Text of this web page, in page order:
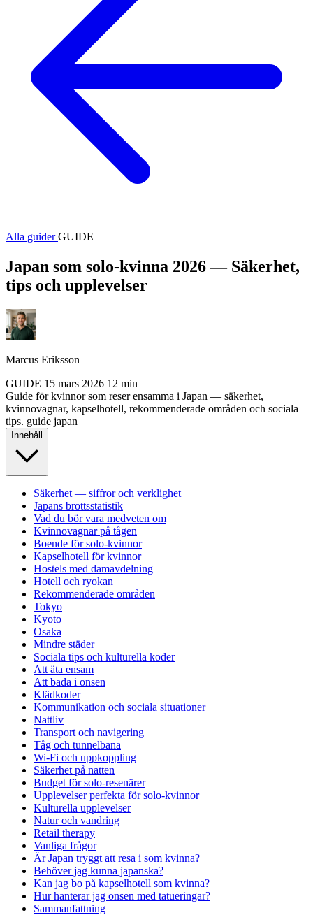
Alla guiderGUIDE
Japan som solo-kvinna 2026 — Säkerhet,
tips och upplevelser
Marcus Eriksson
GUIDE 15 mars 2026 12 min
Guide för kvinnor som reser ensamma i Japan — säkerhet,
kvinnovagnar, kapselhotell, rekommenderade områden och sociala
tips. guide japan
Innehåll
Säkerhet — siffror och verklighet
Japans brottsstatistik
Vad du bör vara medveten om
Kvinnovagnar på tågen
Boende för solo-kvinnor
Kapselhotell för kvinnor
Hostels med damavdelning
Hotell och ryokan
Rekommenderade områden
Tokyo
Kyoto
Osaka
Mindre städer
Sociala tips och kulturella koder
Att äta ensam
Att bada i onsen
Klädkoder
Kommunikation och sociala situationer
Nattliv
Transport och navigering
Tåg och tunnelbana
Wi-Fi och uppkoppling
Säkerhet på natten
Budget för solo-resenärer
Upplevelser perfekta för solo-kvinnor
Kulturella upplevelser
Natur och vandring
Retail therapy
Vanliga frågor
Är Japan tryggt att resa i som kvinna?
Behöver jag kunna japanska?
Kan jag bo på kapselhotell som kvinna?
Hur hanterar jag onsen med tatueringar?
Sammanfattning